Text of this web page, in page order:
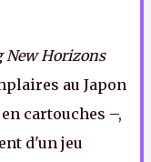
New Horizons
au Japon
cartouches –,
d'un jeu